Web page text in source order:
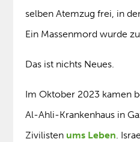
selben Atemzug frei, in
Ein Massenmord wurde
Das ist nichts Neues.
Im Oktober 2023 kamen
Al-Ahli-Krankenhaus in
Zivilisten ums Leben.